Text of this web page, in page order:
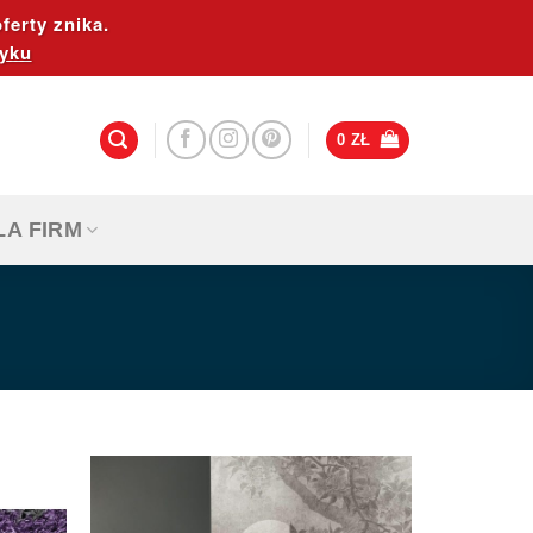
znika.
0 ZŁ
FIRM